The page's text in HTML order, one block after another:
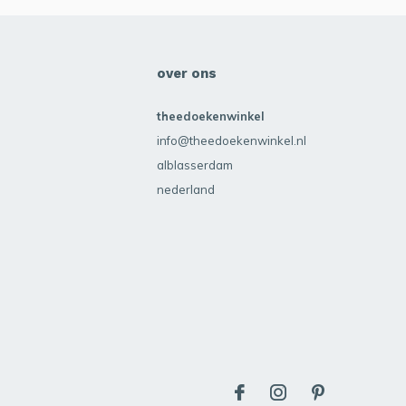
over ons
theedoekenwinkel
info@theedoekenwinkel.nl
alblasserdam
nederland